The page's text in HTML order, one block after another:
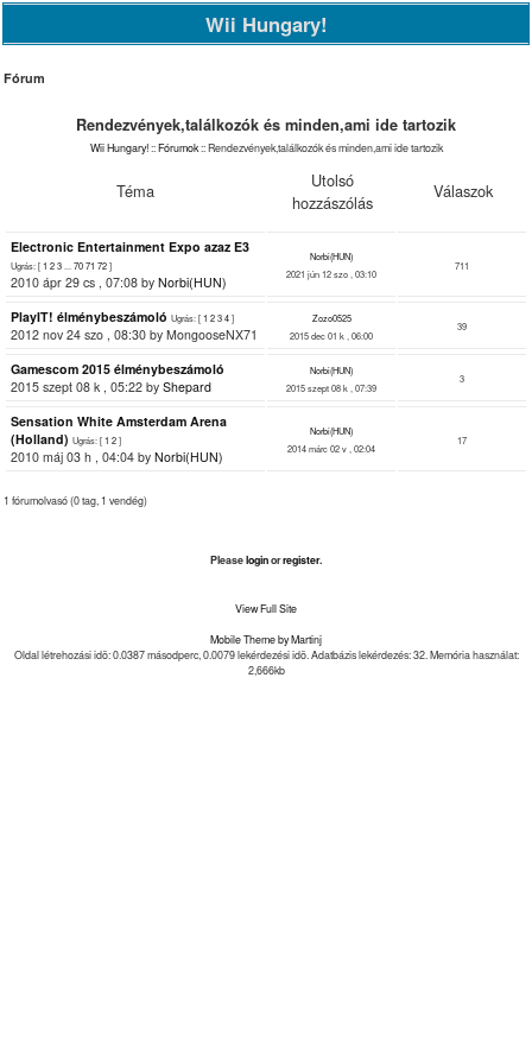
Wii Hungary!
Fórum
Rendezvények,találkozók és minden,ami ide tartozik
Wii Hungary!::Fórumok:: Rendezvények,találkozók és minden,ami ide tartozik
Téma
Utolsó
hozzászólás
Válaszok
Electronic Entertainment Expo azaz E3
Ugrás: [1 23 7071 72]
2010 ápr 29 cs , 07:08 by Norbi(HUN)
Norbi(HUN)
2021 jún 12 szo , 03:10
711
PlayIT! élménybeszámoló Ugrás: [1 234]
2012 nov 24 szo , 08:30 by MongooseNX71
Zozo0525
2015 dec 01 k , 06:00
39
Gamescom 2015 élménybeszámoló
2015 szept 08 k , 05:22 by Shepard
Norbi(HUN)
2015 szept 08 k , 07:39
3
Sensation White Amsterdam Arena
(Holland) Ugrás: [1 2]
2010 máj 03 h , 04:04 by Norbi(HUN)
Norbi(HUN)
2014 márc 02 v , 02:04
17
1 fórumolvasó (0 tag, 1 vendég)
Pleaseloginorregister.
View Full Site
Mobile Theme by Martinj
Oldal létrehozási idõ: 0.0387 másodperc, 0.0079 lekérdezési idõ. Adatbázis lekérdezés: 32. Memória használat:
2,666kb